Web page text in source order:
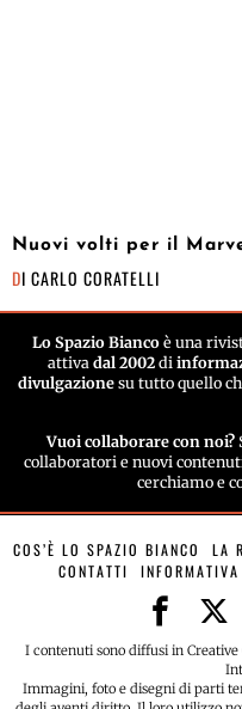
Nuovi volti per il
DI CARLO CORATELLI
Lo Spazio Biancoè una
attiva dal 2002 di
divulgazione su tutto quello
Vuoi collaborare con noi?
collaboratori e nuovi
cerchiamo e
COS’È LO SPAZIO BIANCO LA
CONTATTI
I contenuti sono diffusi in
Immagini, foto e disegni di parti